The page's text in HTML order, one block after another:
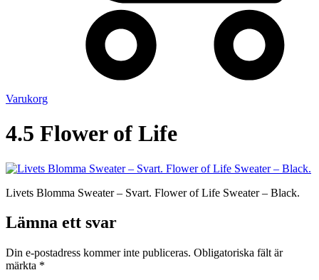
Varukorg
4.5 Flower of Life
Livets Blomma Sweater – Svart. Flower of Life Sweater – Black.
Lämna ett svar
Din e-postadress kommer inte publiceras. Obligatoriska fält är
märkta *